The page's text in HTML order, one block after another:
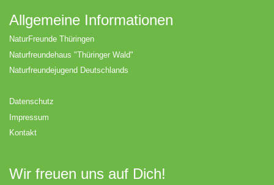
Allgemeine Informationen
NaturFreunde Thüringen
Naturfreundehaus "Thüringer Wald"
Naturfreundejugend Deutschlands
Datenschutz
Impressum
Kontakt
Wir freuen uns auf Dich!